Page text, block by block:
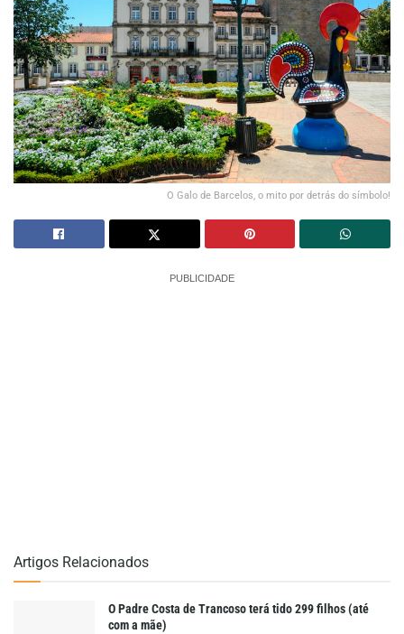
O Galo de Barcelos, o mito por detrás do símbolo!
PUBLICIDADE
Artigos Relacionados
O Padre Costa de Trancoso terá tido 299 filhos (até
com a mãe)